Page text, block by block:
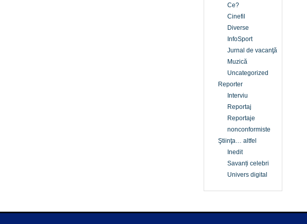
Ce?
Cinefil
Diverse
InfoSport
Jurnal de vacanţă
Muzică
Uncategorized
Reporter
Interviu
Reportaj
Reportaje
nonconformiste
Ştiinţa… altfel
Inedit
Savanți celebri
Univers digital